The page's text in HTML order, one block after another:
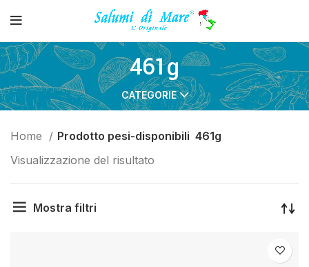
461g
CATEGORIE
Home Prodotto pesi-disponibili 461g
Visualizzazione del risultato
Mostra filtri